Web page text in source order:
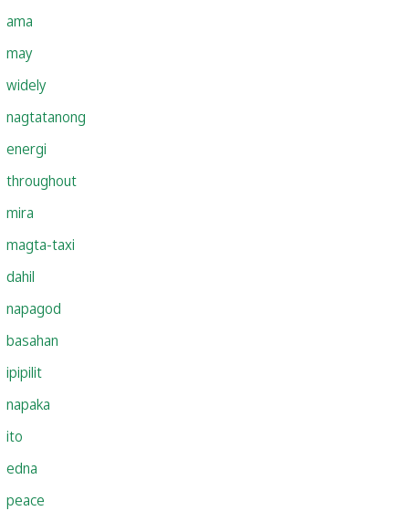
ama
may
widely
nagtatanong
energi
throughout
mira
magta-taxi
dahil
napagod
basahan
ipipilit
napaka
ito
edna
peace